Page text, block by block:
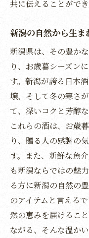
新潟の米が
米どころ新
新潟の米
新潟の重要
新潟の米と
び方
心に響く新潟か
有
四季の変
季節ごとの
新潟の四季
四季折々の
新潟の四季
共に伝えることがで
新潟の自然から生
新潟県は、その豊か
り、お歳暮シーズン
す。新潟が誇る日本
壌、そして冬の寒さ
て、深いコクと芳醇
これらの酒は、お歳
り、贈る人の感謝の
す。また、新鮮な魚
も新潟ならではの魅
る方に新潟の自然の
のアイテムと言える
然の恵みを届けるこ
ながる、そんな温か